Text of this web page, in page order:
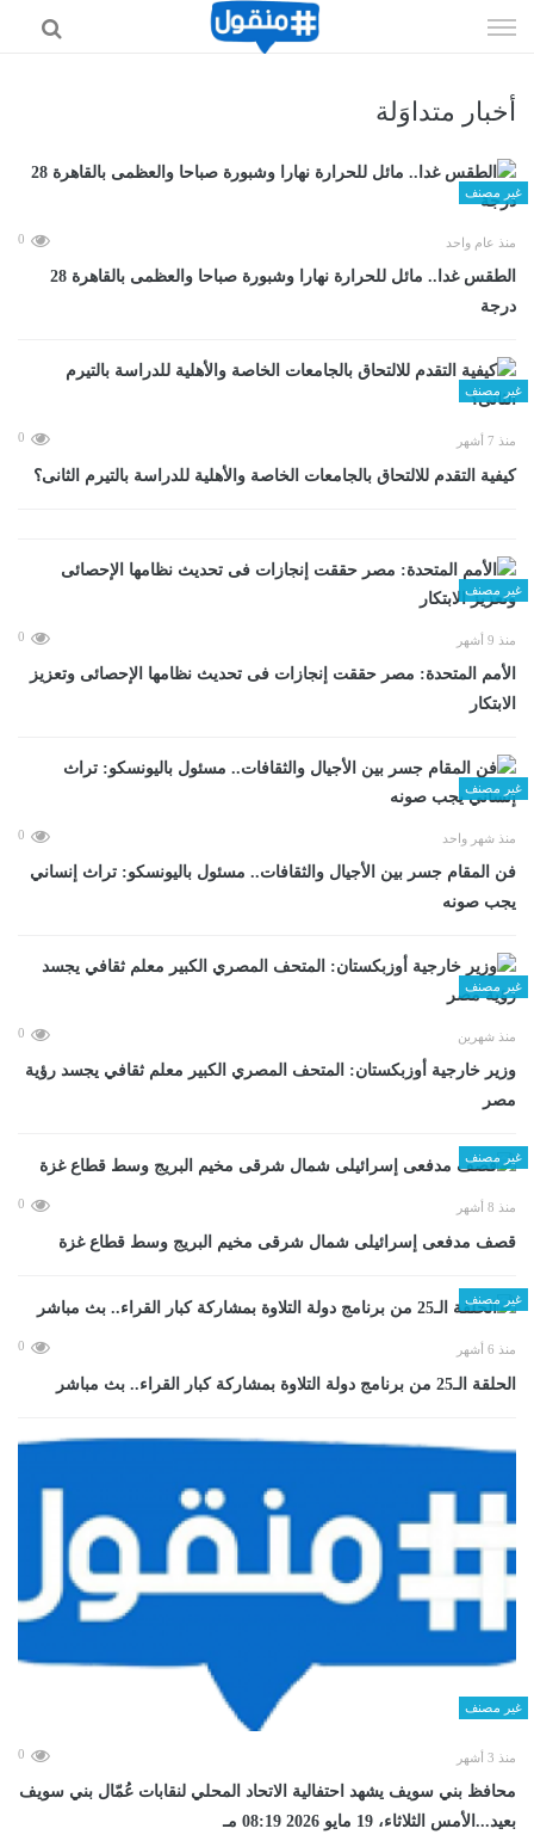
الى
أخبار متداوَلة
غير مصنف
منذ عام واحد 0
الطقس غدا.. مائل للحرارة نهارا وشبورة صباحا والعظمى بالقاهرة 28
درجة
غير مصنف
منذ 7 أشهر 0
كيفية التقدم للالتحاق بالجامعات الخاصة والأهلية للدراسة بالتيرم الثانى؟
غير مصنف
منذ 9 أشهر 0
الأمم المتحدة: مصر حققت إنجازات فى تحديث نظامها الإحصائى وتعزيز
الابتكار
غير مصنف
منذ شهر واحد 0
فن المقام جسر بين الأجيال والثقافات.. مسئول باليونسكو: تراث إنساني
يجب صونه
غير مصنف
منذ شهرين 0
وزير خارجية أوزبكستان: المتحف المصري الكبير معلم ثقافي يجسد رؤية
مصر
غير مصنف
منذ 8 أشهر 0
قصف مدفعى إسرائيلى شمال شرقى مخيم البريج وسط قطاع غزة
غير مصنف
منذ 6 أشهر 0
الحلقة الـ25 من برنامج دولة التلاوة بمشاركة كبار القراء.. بث مباشر
غير مصنف
منذ 3 أشهر 0
محافظ بني سويف يشهد احتفالية الاتحاد المحلي لنقابات عُمّال بني سويف
بعيد...الأمس الثلاثاء، 19 مايو 2026 08:19 مـ